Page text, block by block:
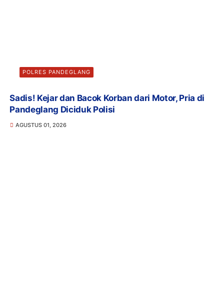
POLRES PANDEGLANG
Sadis! Kejar dan Bacok Korban dari Motor, Pria di
Pandeglang Diciduk Polisi
AGUSTUS 01, 2026